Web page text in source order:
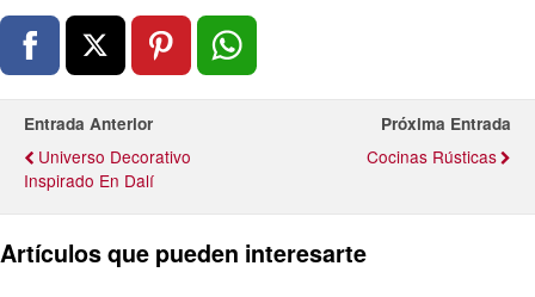
Entrada Anterior
Universo Decorativo
Inspirado En Dalí
Próxima Entrada
Cocinas Rústicas
Artículos que pueden interesarte